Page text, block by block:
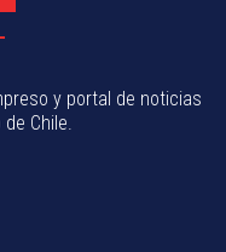
y portal de noticias
Chile.